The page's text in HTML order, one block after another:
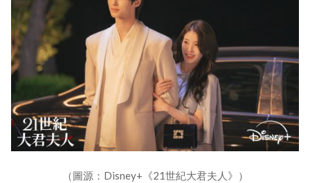
（圖源：Disney+《21世紀大君夫人》）